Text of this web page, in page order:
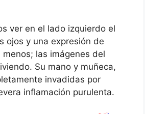
ver en el lado izquierdo el
ojos y una expresión de
las imágenes del
Su mano y muñeca,
invadidas por
inflamación purulenta.